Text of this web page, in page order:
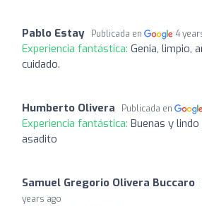
Pablo Estay Publicada en 4
Experiencia fantástica: Genia, limpio,
cuidado.
Humberto Olivera Publicada en
Experiencia fantástica: Buenas y
asadito
Samuel Gregorio Olivera Buccaro
years ago